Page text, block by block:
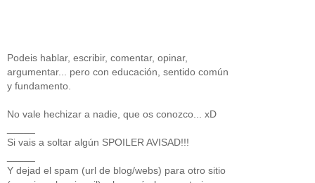
Podeis hablar, escribir, comentar, opinar,
argumentar... pero con educación, sentido común
y fundamento.
No vale hechizar a nadie, que os conozco... xD
Si vais a soltar algún SPOILER AVISAD!!!
Y dejad el spam (url de blog/webs) para otro sitio